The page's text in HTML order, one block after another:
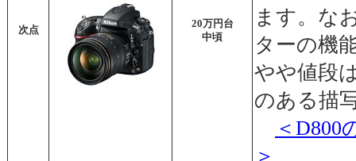
次点
20万円台
中頃
ます。な
ターの機
やや値段
のある描
＜D800
＞